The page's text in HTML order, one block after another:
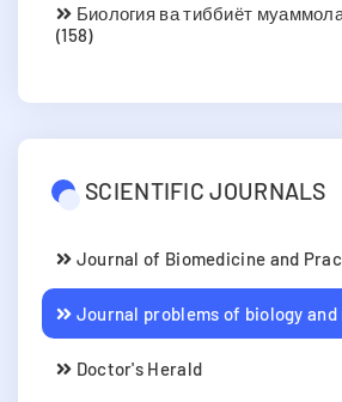
Биология ва тиббиёт
(158)
SCIENTIFIC JOURNALS
Journal of Biomedicine and
Journal problems of biology and
Doctor's Herald